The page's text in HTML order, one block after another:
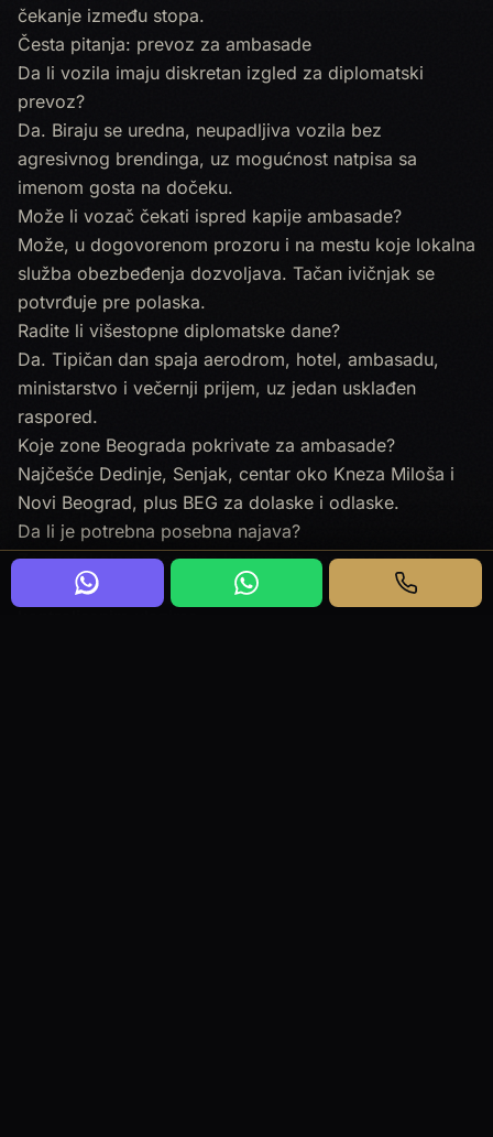
čekanje između stopa.
Česta pitanja: prevoz za ambasade
Da li vozila imaju diskretan izgled za diplomatski
prevoz?
Da. Biraju se uredna, neupadljiva vozila bez
agresivnog brendinga, uz mogućnost natpisa sa
imenom gosta na dočeku.
Može li vozač čekati ispred kapije ambasade?
Može, u dogovorenom prozoru i na mestu koje lokalna
služba obezbeđenja dozvoljava. Tačan ivičnjak se
potvrđuje pre polaska.
Radite li višestopne diplomatske dane?
Da. Tipičan dan spaja aerodrom, hotel, ambasadu,
ministarstvo i večernji prijem, uz jedan usklađen
raspored.
Koje zone Beograda pokrivate za ambasade?
Najčešće Dedinje, Senjak, centar oko Kneza Miloša i
Novi Beograd, plus BEG za dolaske i odlaske.
Da li je potrebna posebna najava?
Za protokolarne termine korisna je unapred poslata
lista putnika i vremena. To ubrzava prolaz na